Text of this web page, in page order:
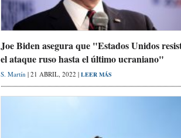
Joe Biden asegura que "Estados Unidos
el ataque ruso hasta el último ucraniano"
S. Martín | 21 ABRIL, 2022 | LEER MÁS